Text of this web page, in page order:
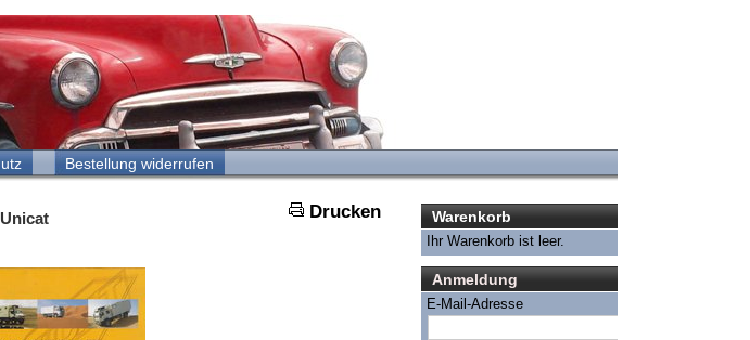
Bestellung widerrufen
Warenkorb
Ihr Warenkorb ist leer.
Anmeldung
E-Mail-Adresse
Drucken
Unicat